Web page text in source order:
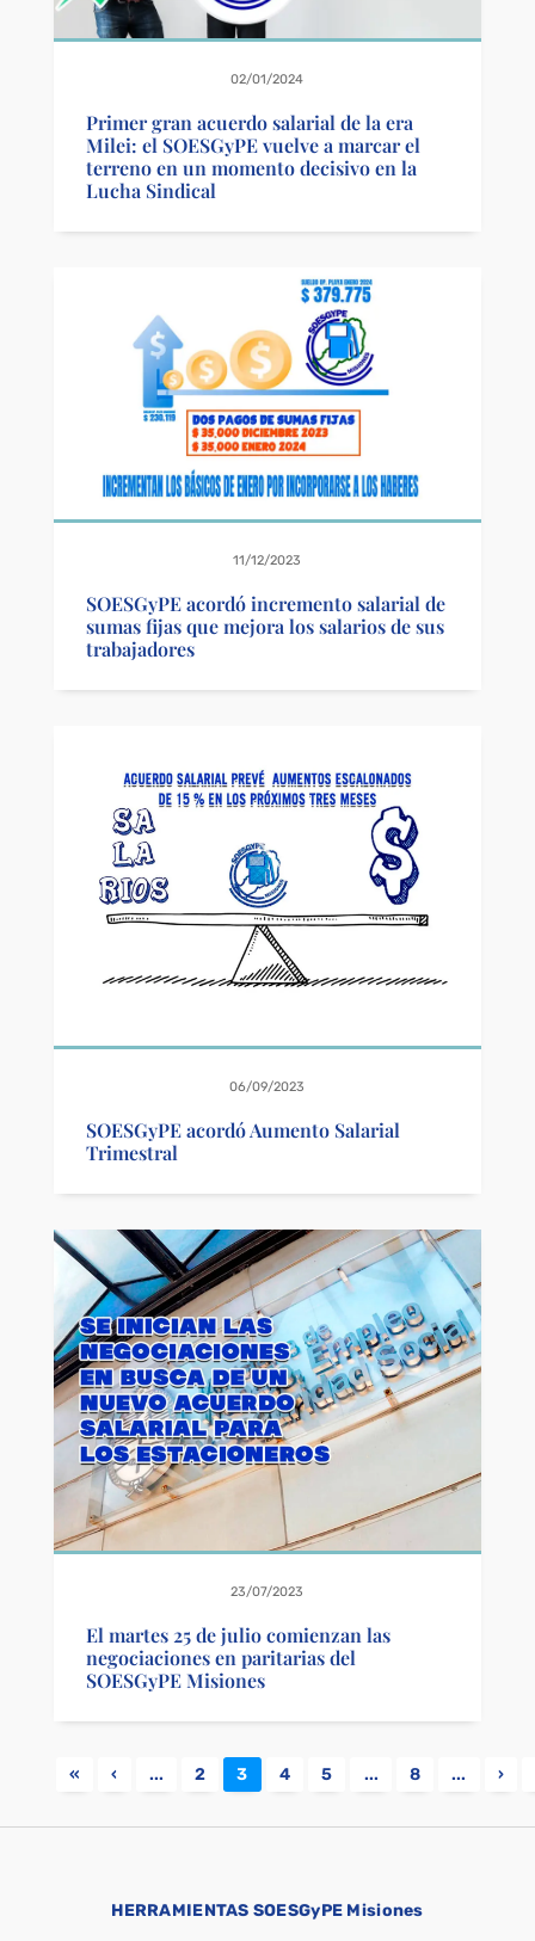
02/01/2024
Primer gran acuerdo salarial de la era
Milei: el SOESGyPE vuelve a marcar el
terreno en un momento decisivo en la
Lucha Sindical
11/12/2023
SOESGyPE acordó incremento salarial de
sumas fijas que mejora los salarios de sus
trabajadores
06/09/2023
SOESGyPE acordó Aumento Salarial
Trimestral
23/07/2023
El martes 25 de julio comienzan las
negociaciones en paritarias del
SOESGyPE Misiones
« ‹ ... 2 3 4 5 ... 8 ... ›
HERRAMIENTAS SOESGyPE Misiones